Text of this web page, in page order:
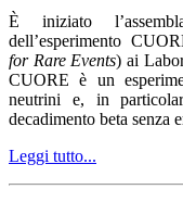
È iniziato
dell’esperimento
for Rare Events) ai
CUORE è un
neutrini e, in
decadimento beta senza
Leggi tutto...